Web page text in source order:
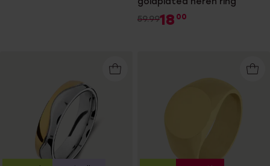
59.9918 00